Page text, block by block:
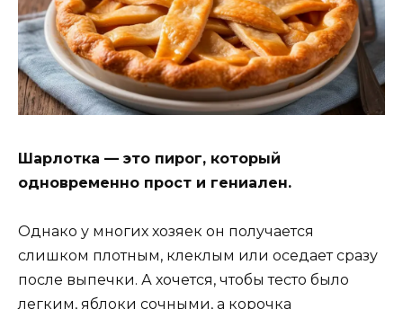
Шарлотка — это пирог, который
одновременно прост и гениален.
Однако у многих хозяек он получается
слишком плотным, клеклым или оседает сразу
после выпечки. А хочется, чтобы тесто было
легким, яблоки сочными, а корочка